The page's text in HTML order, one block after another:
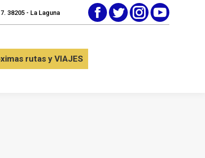
38205 - La Laguna
FacebookTwitterInstagramYouTube
rutas y VIAJES